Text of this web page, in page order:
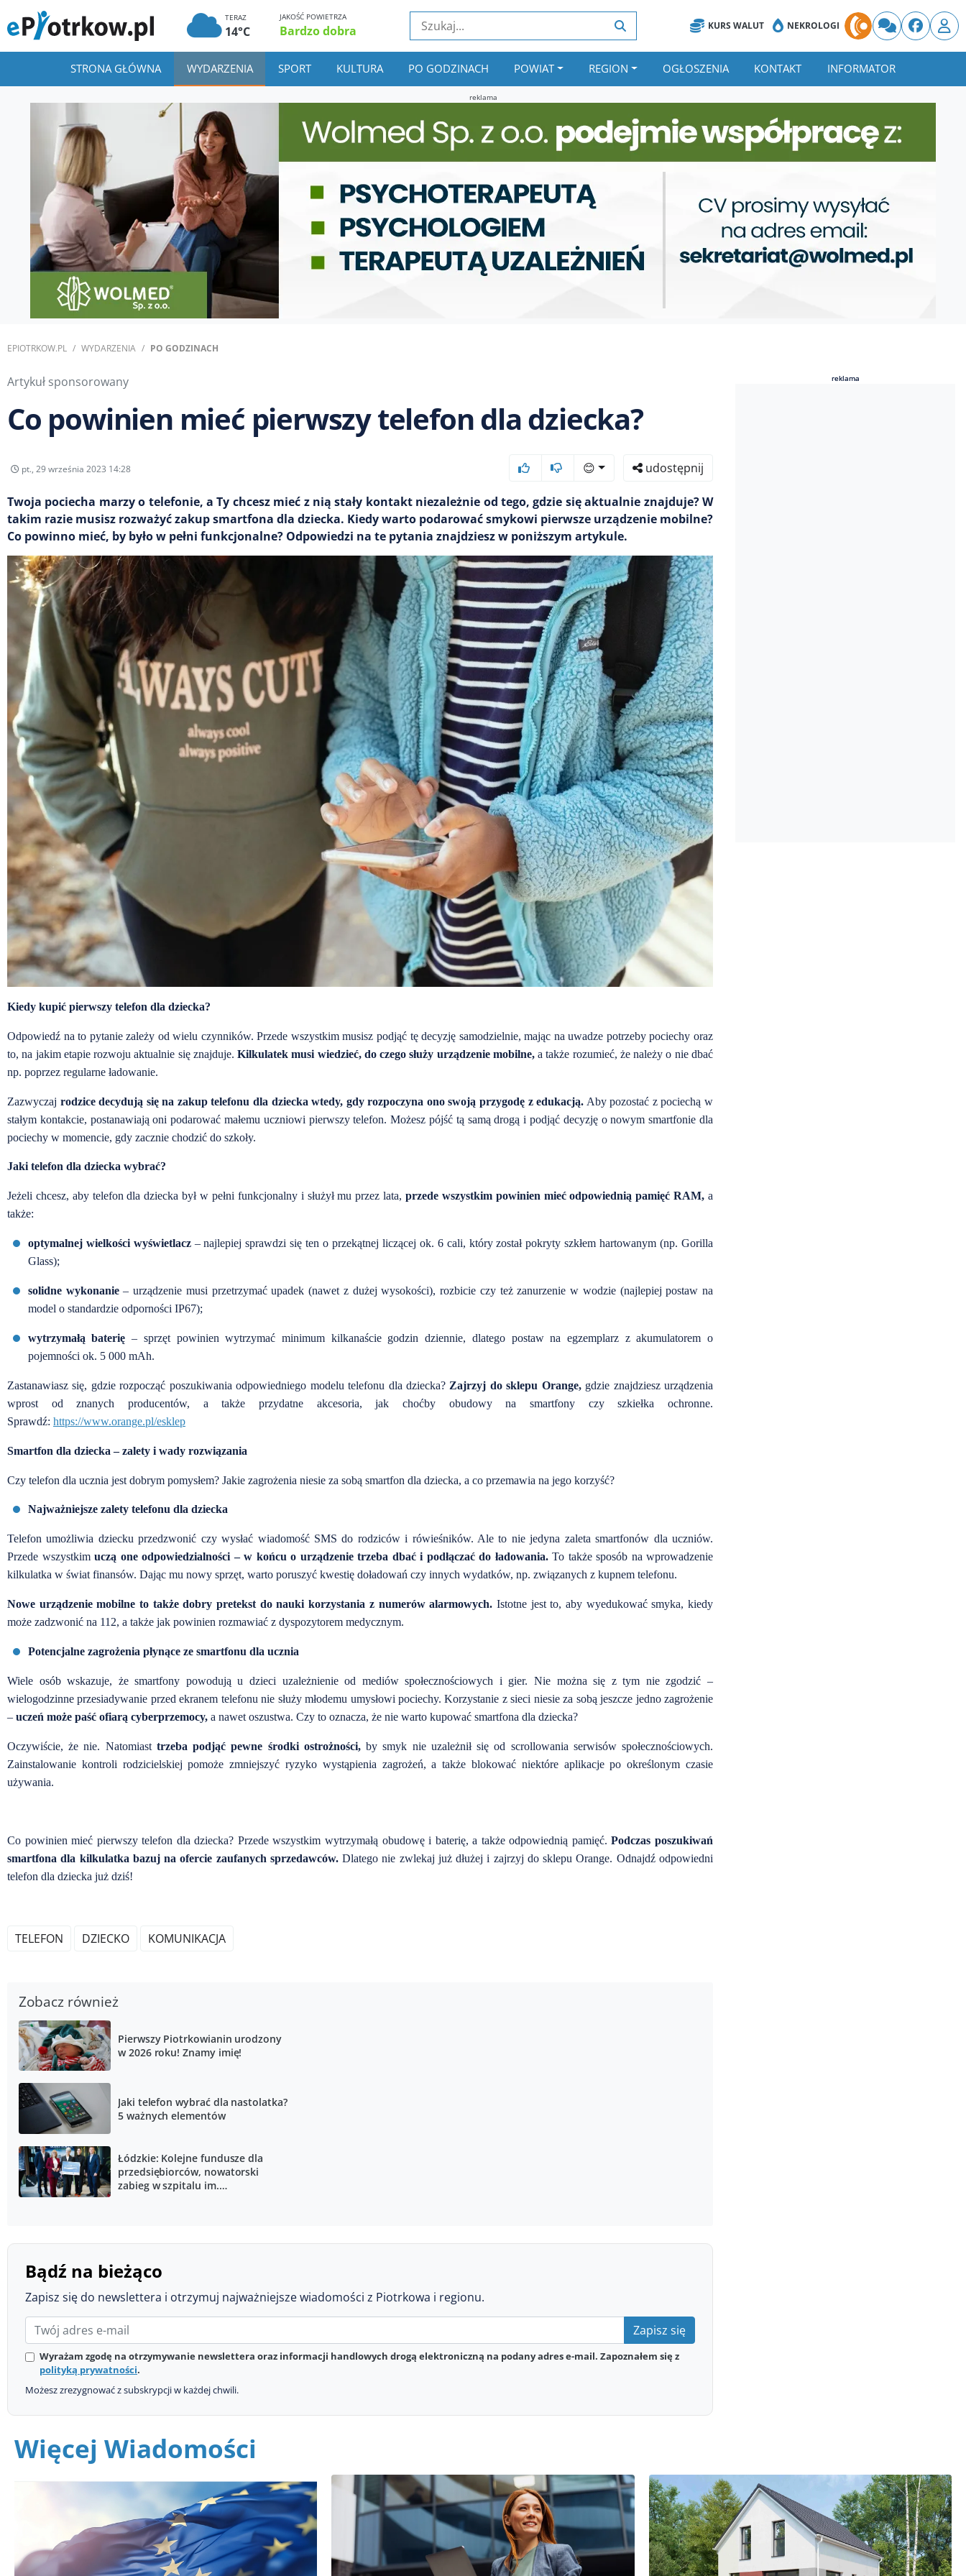
TERAZ
14°C
JAKOŚĆ POWIETRZA
Bardzo dobra KURS WALUT NEKROLOGI
STRONA GŁÓWNA WYDARZENIA SPORT KULTURA PO GODZINACH POWIAT REGION OGŁOSZENIA KONTAKT INFORMATOR
reklama
EPIOTRKOW.PL WYDARZENIA PO GODZINACH
Artykuł sponsorowany
Co powinien mieć pierwszy telefon dla dziecka?
pt., 29 września 2023 14:28 😊 udostępnij
Twoja pociecha marzy o telefonie, a Ty chcesz mieć z nią stały kontakt niezależnie od tego, gdzie się aktualnie znajduje? W
takim razie musisz rozważyć zakup smartfona dla dziecka. Kiedy warto podarować smykowi pierwsze urządzenie mobilne?
Co powinno mieć, by było w pełni funkcjonalne? Odpowiedzi na te pytania znajdziesz w poniższym artykule.
Kiedy kupić pierwszy telefon dla dziecka?
Odpowiedź na to pytanie zależy od wielu czynników. Przede wszystkim musisz podjąć tę decyzję samodzielnie, mając na uwadze potrzeby pociechy oraz
to, na jakim etapie rozwoju aktualnie się znajduje.Kilkulatek musi wiedzieć, do czego służy urządzenie mobilne,a także rozumieć, że należy o nie dbać
np. poprzez regularne ładowanie.
Zazwyczaj rodzice decydują się na zakup telefonu dla dziecka wtedy, gdy rozpoczyna ono swoją przygodę z edukacją. Aby pozostać z pociechą w
stałym kontakcie, postanawiają oni podarować małemu uczniowi pierwszy telefon. Możesz pójść tą samą drogą i podjąć decyzję o nowym smartfonie dla
pociechy w momencie, gdy zacznie chodzić do szkoły.
Jaki telefon dla dziecka wybrać?
Jeżeli chcesz, aby telefon dla dziecka był w pełni funkcjonalny i służył mu przez lata, przede wszystkim powinien mieć odpowiednią pamięć RAM, a
także:
optymalnej wielkości wyświetlacz– najlepiej sprawdzi się ten o przekątnej liczącej ok. 6 cali, który został pokryty szkłem hartowanym (np. Gorilla
Glass);
solidne wykonanie– urządzenie musi przetrzymać upadek (nawet z dużej wysokości), rozbicie czy też zanurzenie w wodzie (najlepiej postaw na
model o standardzie odporności IP67);
wytrzymałą baterię – sprzęt powinien wytrzymać minimum kilkanaście godzin dziennie, dlatego postaw na egzemplarz z akumulatorem o
pojemności ok. 5 000 mAh.
Zastanawiasz się, gdzie rozpocząć poszukiwania odpowiedniego modelu telefonu dla dziecka? Zajrzyj do sklepu Orange,gdzie znajdziesz urządzenia
wprost od znanych producentów, a także przydatne akcesoria, jak choćby obudowy na smartfony czy szkiełka ochronne.
Sprawdź: https://www.orange.pl/esklep
Smartfon dla dziecka – zalety i wady rozwiązania
Czy telefon dla ucznia jest dobrym pomysłem? Jakie zagrożenia niesie za sobą smartfon dla dziecka, a co przemawia na jego korzyść?
Najważniejsze zalety telefonu dla dziecka
Telefon umożliwia dziecku przedzwonić czy wysłać wiadomość SMS do rodziców i rówieśników. Ale to nie jedyna zaleta smartfonów dla uczniów.
Przede wszystkim uczą one odpowiedzialności – w końcu o urządzenie trzeba dbać i podłączać do ładowania.To także sposób na wprowadzenie
kilkulatka w świat finansów. Dając mu nowy sprzęt, warto poruszyć kwestię doładowań czy innych wydatków, np. związanych z kupnem telefonu.
Nowe urządzenie mobilne to także dobry pretekst do nauki korzystania z numerów alarmowych. Istotne jest to, aby wyedukować smyka, kiedy
może zadzwonić na 112, a także jak powinien rozmawiać z dyspozytorem medycznym.
Potencjalne zagrożenia płynące ze smartfonu dla ucznia
Wiele osób wskazuje, że smartfony powodują u dzieci uzależnienie od mediów społecznościowych i gier. Nie można się z tym nie zgodzić –
wielogodzinne przesiadywanie przed ekranem telefonu nie służy młodemu umysłowi pociechy. Korzystanie z sieci niesie za sobą jeszcze jedno zagrożenie
– uczeń może paść ofiarą cyberprzemocy, a nawet oszustwa. Czy to oznacza, że nie warto kupować smartfona dla dziecka?
Oczywiście, że nie. Natomiast trzeba podjąć pewne środki ostrożności,by smyk nie uzależnił się od scrollowania serwisów społecznościowych.
Zainstalowanie kontroli rodzicielskiej pomoże zmniejszyć ryzyko wystąpienia zagrożeń, a także blokować niektóre aplikacje po określonym czasie
używania.
Co powinien mieć pierwszy telefon dla dziecka? Przede wszystkim wytrzymałą obudowę i baterię, a także odpowiednią pamięć.Podczas poszukiwań
smartfona dla kilkulatka bazuj na ofercie zaufanych sprzedawców.Dlatego nie zwlekaj już dłużej i zajrzyj do sklepu Orange. Odnajdź odpowiedni
telefon dla dziecka już dziś!
TELEFON DZIECKO KOMUNIKACJA
Zobacz również
Pierwszy Piotrkowianin urodzony
w 2026 roku! Znamy imię!
Jaki telefon wybrać dla nastolatka?
5 ważnych elementów
Łódzkie: Kolejne fundusze dla
przedsiębiorców, nowatorski
zabieg w szpitalu im.
Bądź na bieżąco
Zapisz się do newslettera i otrzymuj najważniejsze wiadomości z Piotrkowa i regionu.
Zapisz się
Wyrażam zgodę na otrzymywanie newslettera oraz informacji handlowych drogą elektroniczną na podany adres e-mail. Zapoznałem się z
polityką prywatności.
Możesz zrezygnować z subskrypcji w każdej chwili.
reklama
reklama
Więcej Wiadomości